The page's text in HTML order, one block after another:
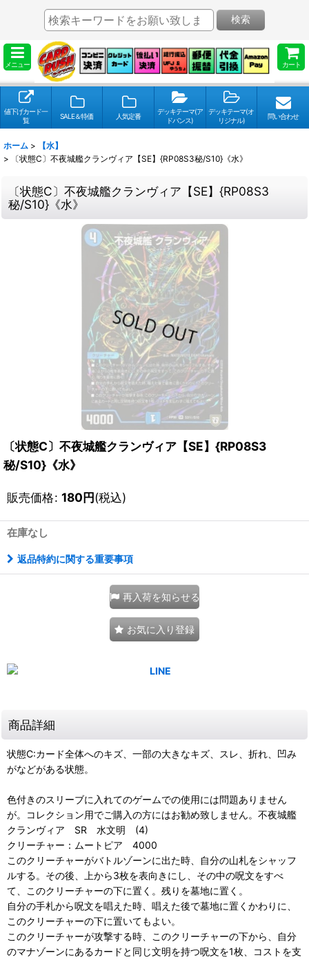
メニュー カート
検索
値下げカード一
覧
SALE＆特価 人気定番
デッキテーマ(ア
ドバンス)
デッキテーマ(オ
リジナル)
問い合わせ
ホーム >
【水】
>
〔状態C〕不夜城艦クランヴィア【SE】{RP08S3秘/S10}《水》
〔状態C〕不夜城艦クランヴィア【SE】{RP08S3
秘/S10}《水》
〔状態C〕不夜城艦クランヴィア【SE】{RP08S3
秘/S10}《水》
販売価格: 180円(税込)
在庫なし
返品特約に関する重要事項
再入荷を知らせる
お気に入り登録
商品詳細
状態C:カード全体へのキズ、一部の大きなキズ、スレ、折れ、凹み
がなどがある状態。
色付きのスリーブに入れてのゲームでの使用には問題ありません
が。コレクション用でご購入の方にはお勧め致しません。不夜城艦
クランヴィア SR 水文明 (4)
クリーチャー：ムートピア 4000
このクリーチャーがバトルゾーンに出た時、自分の山札をシャッフ
ルする。その後、上から3枚を表向きにし、その中の呪文をすべ
て、このクリーチャーの下に置く。残りを墓地に置く。
自分の手札から呪文を唱えた時、唱えた後で墓地に置くかわりに、
このクリーチャーの下に置いてもよい。
このクリーチャーが攻撃する時、このクリーチャーの下から、自分
のマナゾーンにあるカードと同じ文明を持つ呪文を1枚、コストを支